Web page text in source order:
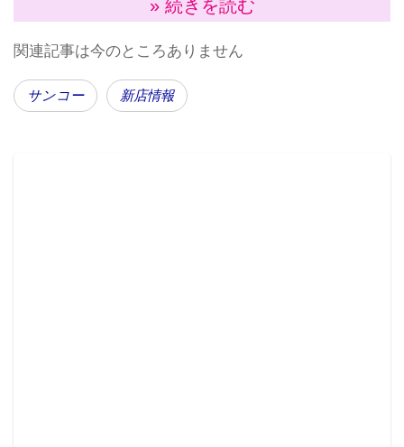
話題になった「ジャンク袋」が販売されるようだ。
» 続きを読む
関連記事は今のところありません
サンコー 新店情報